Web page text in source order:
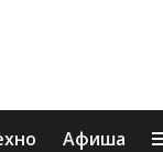
Афиша